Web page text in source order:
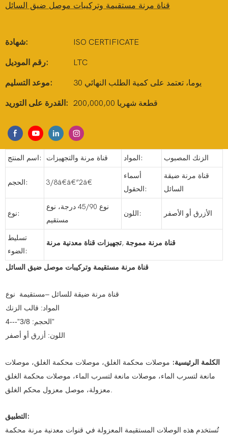
قناة مرنة مستقيمة وتركيبات موصل ضيق السائل
شهادة: ISO CERTIFICATE
رقم الموديل: LTC
موعد التسليم: 30 يوما، تعتمد على كمية الطلب النهائي
القدرة على التوريد: 200,000,00 قطعة شهريا
اسم المنتج: قناة مرنة والتجهيزات المواد: الزنك المصبوب
الحجم: 3/8â€â€”2â€
أسماء
الحقول:
قناة مرنة ضيقة
السائل
نوع:
نوع 45/90 درجة، نوع
مستقيم
اللون: الأزرق أو الأصفر
تسليط
الضوء:
تجهيزات قناة معدنية مرنة, قناة مرنة مموجة
قناة مرنة مستقيمة وتركيبات موصل ضيق السائل
قناة مرنة ضيقة للسائل –مستقيمة نوع
المواد: قالب الزنك
الحجم: 3/8”---4”
اللون: أزرق أو أصفر
الكلمة الرئيسية: موصلات محكمة الغلق، موصلات محكمة الغلق، موصلات
مانعة لتسرب الماء، موصلات مانعة لتسرب الماء، موصلات محكمة الغلق
معزولة، موصل معزول محكم الغلق.
التطبيق:
تُستخدم هذه الوصلات المستقيمة المعزولة في قنوات معدنية مرنة محكمة